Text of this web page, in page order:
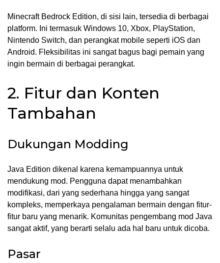
Minecraft Bedrock Edition, di sisi lain, tersedia di berbagai
platform. Ini termasuk Windows 10, Xbox, PlayStation,
Nintendo Switch, dan perangkat mobile seperti iOS dan
Android. Fleksibilitas ini sangat bagus bagi pemain yang
ingin bermain di berbagai perangkat.
2. Fitur dan Konten
Tambahan
Dukungan Modding
Java Edition dikenal karena kemampuannya untuk
mendukung mod. Pengguna dapat menambahkan
modifikasi, dari yang sederhana hingga yang sangat
kompleks, memperkaya pengalaman bermain dengan fitur-
fitur baru yang menarik. Komunitas pengembang mod Java
sangat aktif, yang berarti selalu ada hal baru untuk dicoba.
Pasar